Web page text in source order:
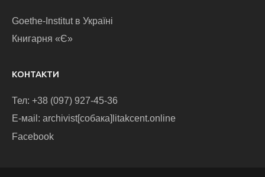
Goethe-Institut в Україні
Книгарня «Є»
КОНТАКТИ
Тел: +38 (097) 927-45-36
E-маіl: archivist[собака]litakcent.online
Facebook